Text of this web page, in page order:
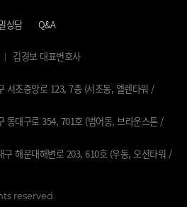
상담 Q&A
김경보 대표변호사
서초중앙로 123, 7층 (서초동, 엘렌타워 /
동대구로 354, 701호 (범어동, 브라운스톤 /
해운대해변로 203, 610호 (우동, 오션타워 /
reserved.